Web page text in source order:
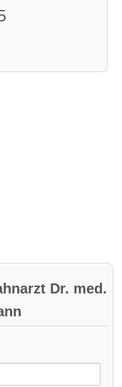
Dr. med.